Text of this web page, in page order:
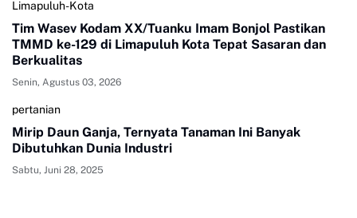
Limapuluh-Kota
Tim Wasev Kodam XX/Tuanku Imam Bonjol Pastikan
TMMD ke-129 di Limapuluh Kota Tepat Sasaran dan
Berkualitas
Senin, Agustus 03, 2026
pertanian
Mirip Daun Ganja, Ternyata Tanaman Ini Banyak
Dibutuhkan Dunia Industri
Sabtu, Juni 28, 2025